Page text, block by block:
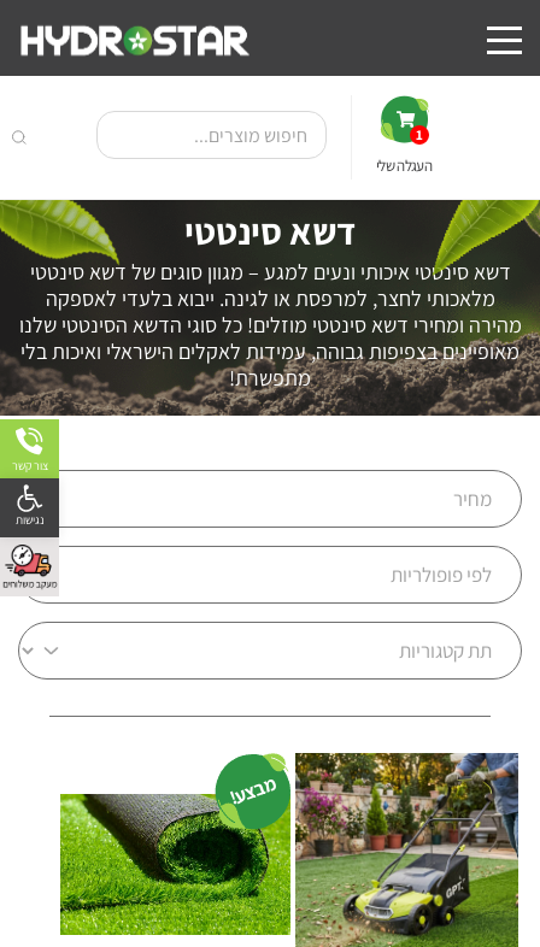
1
העגלה שלי
דשא סינטטי
דשא סינטטי איכותי ונעים למגע – מגוון סוגים של דשא סינטטי
מלאכותי לחצר, למרפסת או לגינה. ייבוא בלעדי לאספקה
מהירה ומחירי דשא סינטטי מוזלים! כל סוגי הדשא הסינטטי שלנו
מאופיינים בצפיפות גבוהה, עמידות לאקלים הישראלי ואיכות בלי
מתפשרת!
מבצע!
צור קשר